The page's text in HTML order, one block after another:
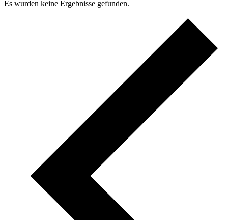
Es wurden keine Ergebnisse gefunden.